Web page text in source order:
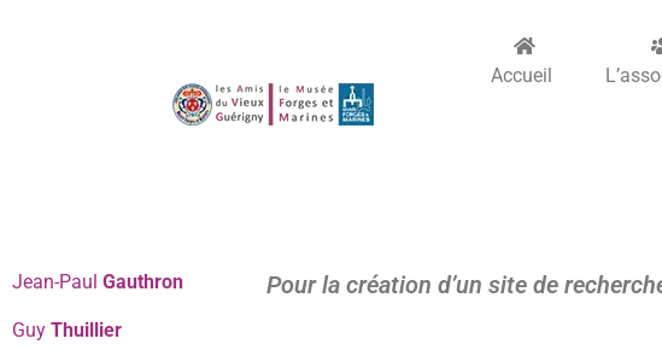
Accueil
Jean-Paul Gauthron
Guy Thuillier
Pour la création d’un site de